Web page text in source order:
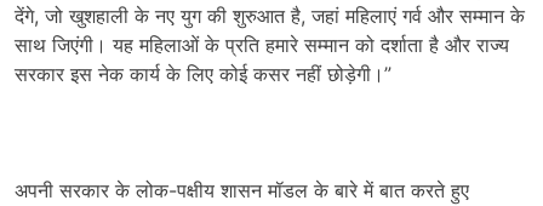
देंगे, जो खुशहाली के नए युग की शुरुआत है, जहां महिलाएं गर्व और सम्मान के
साथ जिएंगी। यह महिलाओं के प्रति हमारे सम्मान को दर्शाता है और राज्य
सरकार इस नेक कार्य के लिए कोई कसर नहीं छोड़ेगी।”
अपनी सरकार के लोक-पक्षीय शासन मॉडल के बारे में बात करते हुए